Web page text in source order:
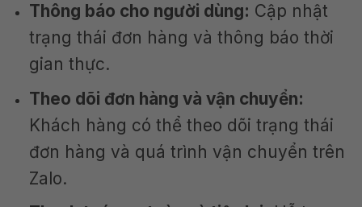
Thông báo cho người dùng: Cập nhật
trạng thái đơn hàng và thông báo thời
gian thực.
Theo dõi đơn hàng và vận chuyển:
Khách hàng có thể theo dõi trạng thái
đơn hàng và quá trình vận chuyển trên
Zalo.